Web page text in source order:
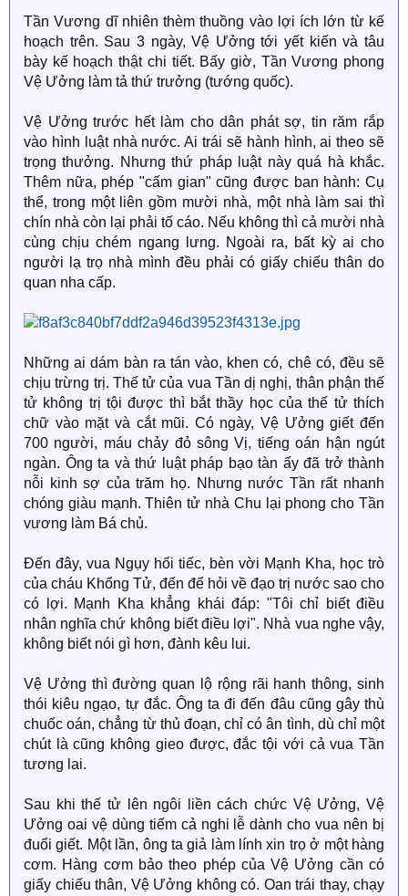
Tần Vương dĩ nhiên thèm thuồng vào lợi ích lớn từ kế
hoạch trên. Sau 3 ngày, Vệ Ưởng tới yết kiến và tâu
bày kế hoạch thật chi tiết. Bấy giờ, Tần Vương phong
Vệ Ưởng làm tả thứ trưởng (tướng quốc).
Vệ Ưởng trước hết làm cho dân phát sợ, tin răm rắp
vào hình luật nhà nước. Ai trái sẽ hành hình, ai theo sẽ
trọng thưởng. Nhưng thứ pháp luật này quá hà khắc.
Thêm nữa, phép "cấm gian" cũng được ban hành: Cụ
thể, trong một liên gồm mười nhà, một nhà làm sai thì
chín nhà còn lại phải tố cáo. Nếu không thì cả mười nhà
cùng chịu chém ngang lưng. Ngoài ra, bất kỳ ai cho
người lạ trọ nhà mình đều phải có giấy chiếu thân do
quan nha cấp.
Những ai dám bàn ra tán vào, khen có, chê có, đều sẽ
chịu trừng trị. Thế tử của vua Tần dị nghị, thân phận thế
tử không trị tội được thì bắt thầy học của thế tử thích
chữ vào mặt và cắt mũi. Có ngày, Vệ Ưởng giết đến
700 người, máu chảy đỏ sông Vị, tiếng oán hận ngút
ngàn. Ông ta và thứ luật pháp bạo tàn ấy đã trở thành
nỗi kinh sợ của trăm họ. Nhưng nước Tần rất nhanh
chóng giàu mạnh. Thiên tử nhà Chu lại phong cho Tần
vương làm Bá chủ.
Đến đây, vua Ngụy hối tiếc, bèn vời Mạnh Kha, học trò
của cháu Khổng Tử, đến để hỏi về đạo trị nước sao cho
có lợi. Mạnh Kha khẳng khái đáp: "Tôi chỉ biết điều
nhân nghĩa chứ không biết điều lợi". Nhà vua nghe vậy,
không biết nói gì hơn, đành kêu lui.
Vệ Ưởng thì đường quan lộ rộng rãi hanh thông, sinh
thói kiêu ngạo, tự đắc. Ông ta đi đến đâu cũng gây thù
chuốc oán, chẳng từ thủ đoạn, chỉ có ân tình, dù chỉ một
chút là cũng không gieo được, đắc tội với cả vua Tần
tương lai.
Sau khi thế tử lên ngôi liền cách chức Vệ Ưởng, Vệ
Ưởng oai vệ dùng tiếm cả nghi lễ dành cho vua nên bị
đuổi giết. Một lần, ông ta giả làm lính xin trọ ở một hàng
cơm. Hàng cơm bảo theo phép của Vệ Ưởng cần có
giấy chiếu thân, Vệ Ưởng không có. Oan trái thay, chạy